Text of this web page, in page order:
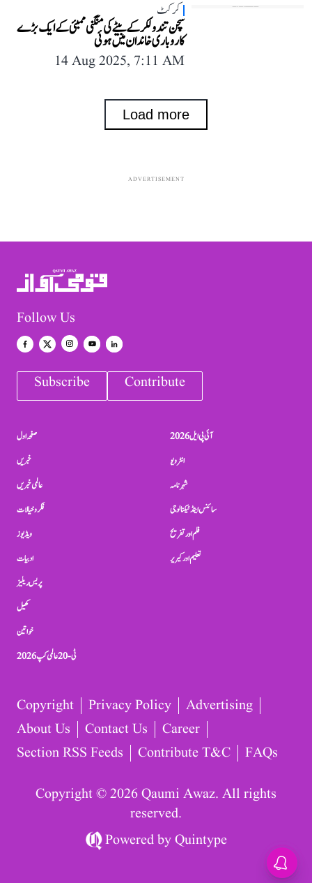
کرکٹ
سچن تندولکر کے بیٹے کی منگنی ممبئی کے ایک بڑے
کاروباری خاندان میں ہوئی
14 Aug 2025, 7:11 AM
Load more
ADVERTISEMENT
Follow Us
Subscribe Contribute
صفحہ اول
خبریں
عالمی خبریں
فکر و خیالات
ویڈیوز
ادبیات
پریس ریلیز
کھیل
خواتین
ٹی-20 عالمی کپ 2026
آئی پی ایل 2026
انٹرویو
شہرنامہ
سائنس اینڈ ٹیکنالوجی
فلم اور تفریح
تعلیم اور کیریر
Copyright Privacy Policy
Advertising
About Us
Contact Us
Career
Section RSS Feeds
Contribute T&C FAQs
Copyright © 2026 Qaumi Awaz. All rights
reserved.
Powered byQuintype